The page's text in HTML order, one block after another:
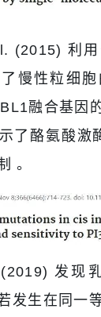
(2015) 利用
慢性粒细胞
融合基因
了酪氨酸激
。
发现
发生在同一